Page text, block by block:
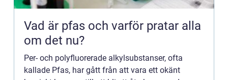
Vad är pfas och varför pratar alla
om det nu?
Per- och polyfluorerade alkylsubstanser, ofta
kallade Pfas, har gått från att vara ett okänt